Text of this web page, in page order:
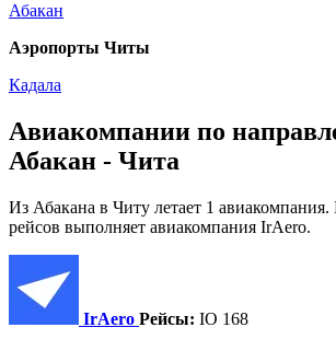
Абакан
Аэропорты Читы
Кадала
Авиакомпании по
Абакан - Чита
Из Абакана в Читу летает 1 авиакомпания.
рейсов выполняет авиакомпания IrAero.
IrAero Рейсы: IO 168